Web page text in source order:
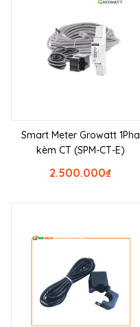
Smart Meter Growatt 1Pha
kèm CT (SPM-CT-E)
₫
2.500.000